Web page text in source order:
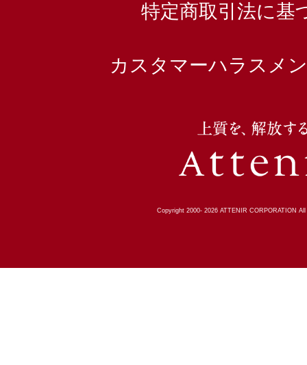
特定商取引法に基
カスタマーハラスメ
Copyright 2000- 2026ATTENIR CORPORATION